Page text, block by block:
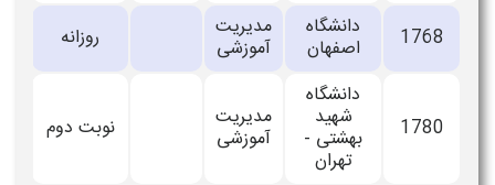
1768 دانشگاه
اصفهان
مدیریت
آموزشی روزانه
1780
دانشگاه
شهید
بهشتی -
تهران
مدیریت
آموزشی نوبت دوم